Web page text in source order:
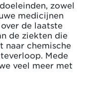
zowel
medicijnen
de laatste
de ziekten die
naar chemische
Mede
veel meer met